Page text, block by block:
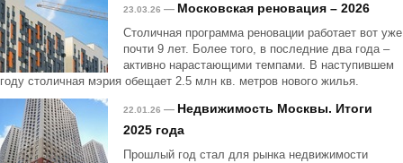
23.03.26 — Московская реновация – 2026
Столичная программа реновации работает вот уже
почти 9 лет. Более того, в последние два года –
активно нарастающими темпами. В наступившем
году столичная мэрия обещает 2.5 млн кв. метров нового жилья.
22.01.26 — Недвижимость Москвы. Итоги
2025 года
Прошлый год стал для рынка недвижимости